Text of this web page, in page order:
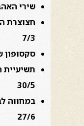
שירי
חצוצרת
7/3
סקסופון
תשיעיית
30/5
במחווה
27/6